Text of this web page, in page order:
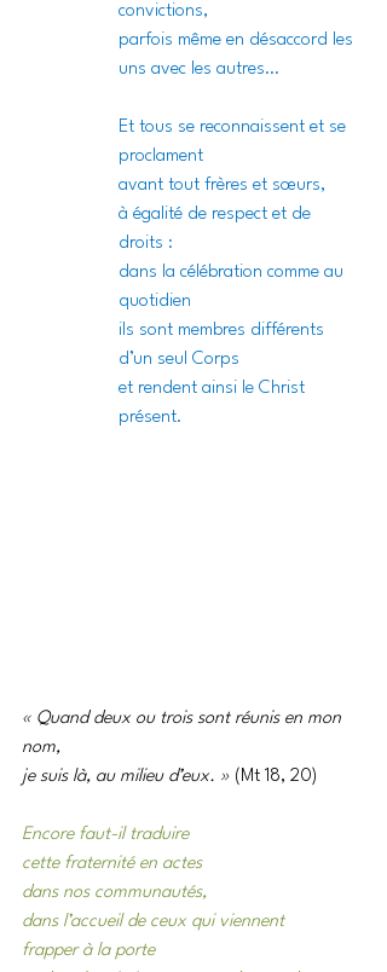
convictions,
parfois même en désaccord les
uns avec les autres…
Et tous se reconnaissent et se
proclament
avant tout frères et sœurs,
à égalité de respect et de
droits :
dans la célébration comme au
quotidien
ils sont membres différents
d’un seul Corps
et rendent ainsi le Christ
présent.
« Quand deux ou trois sont réunis en mon
nom,
je suis là, au milieu d’eux. » (Mt 18, 20)
Encore faut-il traduire
cette fraternité en actes
dans nos communautés,
dans l’accueil de ceux qui viennent
frapper à la porte